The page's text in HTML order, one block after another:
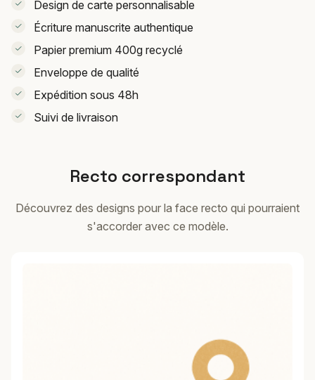
Design de carte personnalisable
Écriture manuscrite authentique
Papier premium 400g recyclé
Enveloppe de qualité
Expédition sous 48h
Suivi de livraison
Recto correspondant
Découvrez des designs pour la face recto qui pourraient
s'accorder avec ce modèle.